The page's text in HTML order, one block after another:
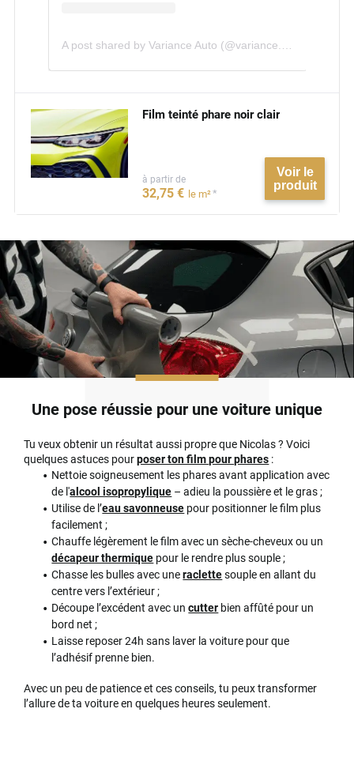
Film teinté phare noir clair
à partir de
32,75 € le m²*
Voir le
produit
Une pose réussie pour une voiture unique
Tu veux obtenir un résultat aussi propre que Nicolas ? Voici
quelques astuces pourposer ton film pour phares :
Nettoie soigneusement les phares avant application avec
de l'alcool isopropylique – adieu la poussière et le gras ;
Utilise de l’eau savonneuse pour positionner le film plus
facilement ;
Chauffe légèrement le film avec un sèche-cheveux ou un
décapeur thermique pour le rendre plus souple ;
Chasse les bulles avec uneraclettesouple en allant du
centre vers l’extérieur ;
Découpe l’excédent avec uncutter bien affûté pour un
bord net ;
Laisse reposer 24h sans laver la voiture pour que
l’adhésif prenne bien.
Avec un peu de patience et ces conseils, tu peux transformer
l’allure de ta voiture en quelques heures seulement.